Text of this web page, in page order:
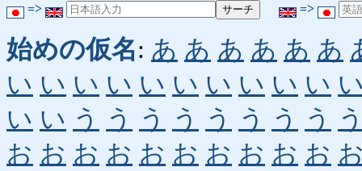
=> =>
始めの仮名: あ あ あ あ あ あ
い い い い い い い い い い
い い う う う う う う う う
お お お お お お お お お お